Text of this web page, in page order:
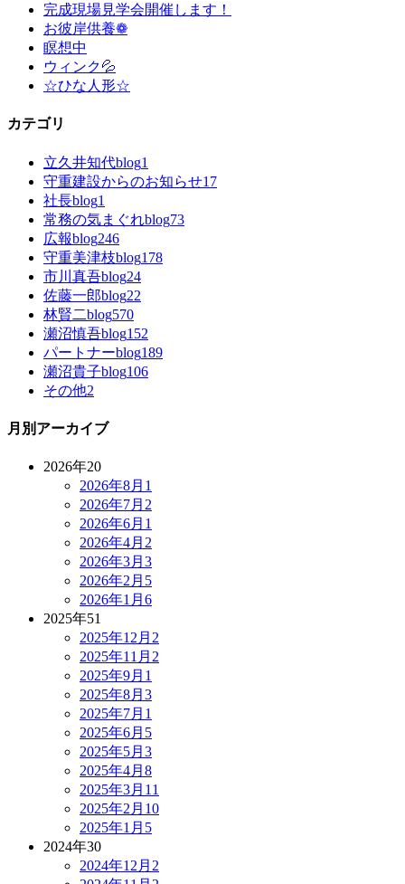
完成現場見学会開催します！
お彼岸供養❁
瞑想中
ウィンク💦
☆ひな人形☆
カテゴリ
立久井知代blog1
守重建設からのお知らせ17
社長blog1
常務の気まぐれblog73
広報blog246
守重美津枝blog178
市川真吾blog24
佐藤一郎blog22
林賢二blog570
瀬沼慎吾blog152
パートナーblog189
瀬沼貴子blog106
その他2
月別アーカイブ
2026年20
2026年8月 1
2026年7月 2
2026年6月 1
2026年4月 2
2026年3月 3
2026年2月 5
2026年1月 6
2025年51
2025年12月 2
2025年11月 2
2025年9月 1
2025年8月 3
2025年7月 1
2025年6月 5
2025年5月 3
2025年4月 8
2025年3月 11
2025年2月 10
2025年1月 5
2024年30
2024年12月 2